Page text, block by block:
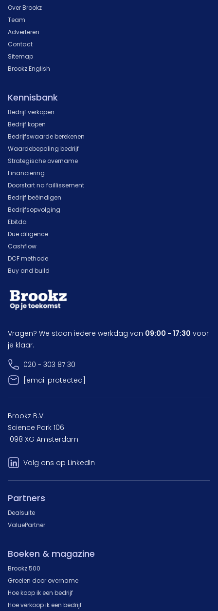
Over Brookz
Team
Adverteren
Contact
Sitemap
Brookz English
Kennisbank
Bedrijf verkopen
Bedrijf kopen
Bedrijfswaarde berekenen
Waardebepaling bedrijf
Strategische overname
Financiering
Doorstart na faillissement
Bedrijf beëindigen
Bedrijfsopvolging
Ebitda
Due diligence
Cashflow
DCF methode
Buy and build
Vragen? We staan iedere werkdag van 09:00 - 17:30 voor
je klaar.
020 - 303 87 30
[email protected]
Brookz B.V.
Science Park 106
1098 XG Amsterdam
Volg ons op LinkedIn
Partners
Dealsuite
ValuePartner
Boeken & magazine
Brookz 500
Groeien door overname
Hoe koop ik een bedrijf
Hoe verkoop ik een bedrijf